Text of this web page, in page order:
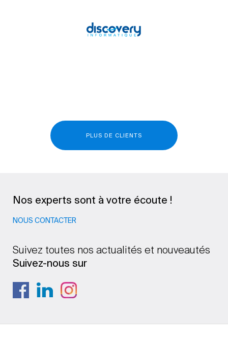
PLUS DE CLIENTS
Nos experts sont à votre écoute !
NOUS CONTACTER
Suivez toutes nos actualités et nouveautés
Suivez-nous sur